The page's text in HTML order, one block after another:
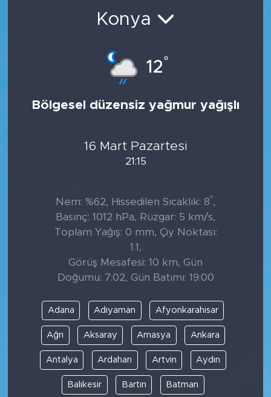
Konya
12°
Bölgesel düzensiz yağmur yağışlı
16 Mart Pazartesi
21:15
Nem: %62, Hissedilen Sıcaklık: 8°,
Basınç: 1012 hPa, Rüzgar: 5 km/s,
Toplam Yağış: 0 mm, Çiy Noktası:
1.1,
Görüş Mesafesi: 10 km, Gün
Doğumu: 7:02, Gün Batımı: 19:00
Adana Adıyaman Afyonkarahisar
Ağrı Aksaray Amasya Ankara
Antalya Ardahan Artvin Aydın
Balıkesir Bartın Batman